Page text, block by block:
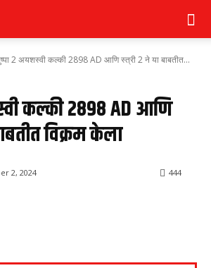
2 अयशस्वी कल्की 2898 AD आणि स्त्री 2 ने या बाबतीत...
कल्की 2898 AD आणि
विक्रम केला
2, 2024 444